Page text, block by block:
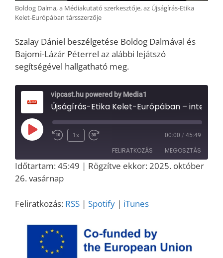
Boldog Dalma, a Médiakutató szerkesztője, az Újságírás-Etika
Kelet-Európában társszerzője
Szalay Dániel beszélgetése Boldog Dalmával és
Bajomi-Lázár Péterrel az alábbi lejátszó
segítségével hallgatható meg.
vipcast.hu powered by Media1
Play
1x 00:00 / 45:49
FELIRATKOZÁS MEGOSZTÁS
RSS
MEGOSZT
ÁS
LINK
Időtartam: 45:49 | Rögzítve ekkor: 2025. október
26. vasárnap
Feliratkozás: RSS | Spotify | iTunes